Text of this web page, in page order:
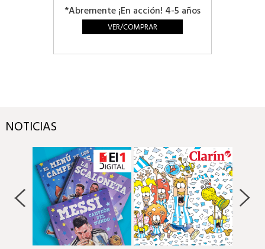
*Abremente ¡En acción! 4-5 años
VER/COMPRAR
NOTICIAS